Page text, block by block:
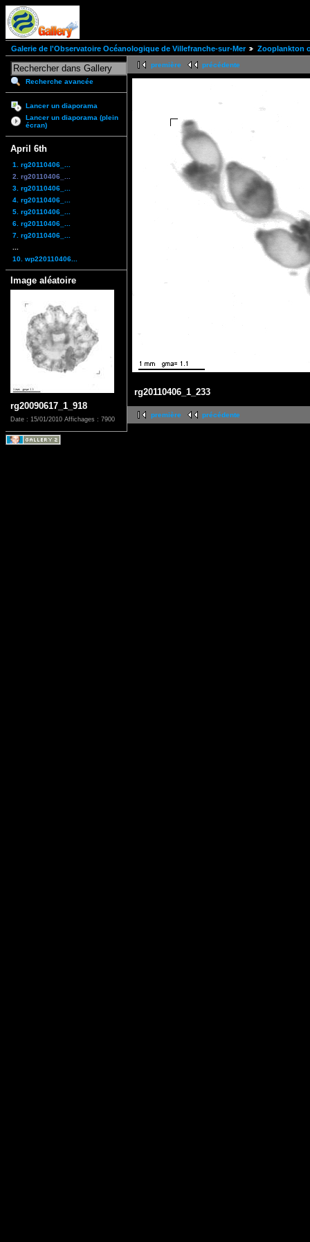
Galerie de l'Observatoire Océanologique de Villefranche-sur-Mer Zooplankton
Recherche avancée
Lancer un diaporama
Lancer un diaporama (plein
écran)
April 6th
1. rg20110406_...
2. rg20110406_...
3. rg20110406_...
4. rg20110406_...
5. rg20110406_...
6. rg20110406_...
7. rg20110406_...
10. wp220110406...
Image aléatoire
rg20090617_1_918
Date : 15/01/2010 Affichages : 7900
première précédente
rg20110406_1_233
première précédente